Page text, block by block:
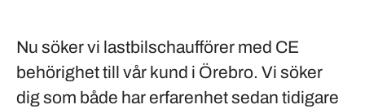
Nu söker vi lastbilschaufförer med CE
behörighet till vår kund i Örebro. Vi söker
dig som både har erfarenhet sedan tidigare